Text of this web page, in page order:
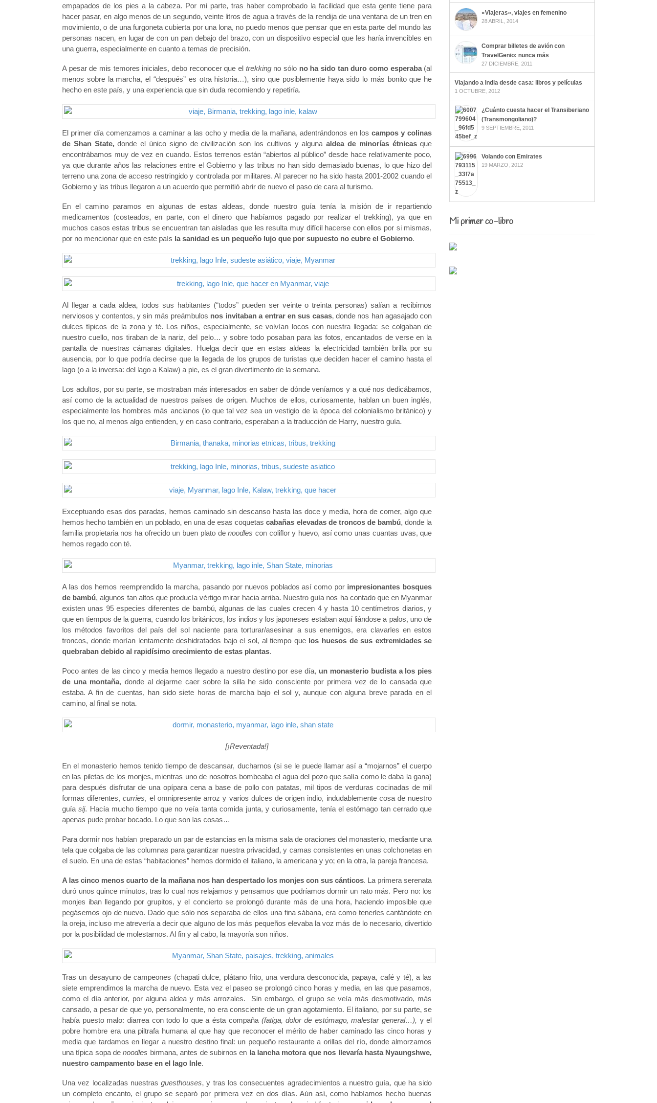
empapados de los pies a la cabeza. Por mi parte, tras haber comprobado la facilidad que esta gente tiene para
hacer pasar, en algo menos de un segundo, veinte litros de agua a través de la rendija de una ventana de un tren en
movimiento, o de una furgoneta cubierta por una lona, no puedo menos que pensar que en esta parte del mundo las
personas nacen, en lugar de con un pan debajo del brazo, con un dispositivo especial que les haría invencibles en
una guerra, especialmente en cuanto a temas de precisión.
A pesar de mis temores iniciales, debo reconocer que el trekkingno sólo no ha sido tan duro como esperaba(al
menos sobre la marcha, el “después” es otra historia…), sino que posiblemente haya sido lo más bonito que he
hecho en este país, y una experiencia que sin duda recomiendo y repetiría.
El primer día comenzamos a caminar a las ocho y media de la mañana, adentrándonos en loscampos y colinas
de Shan State,donde el único signo de civilización son los cultivos y alguna aldea de minorías étnicasque
encontrábamos muy de vez en cuando. Estos terrenos están “abiertos al público” desde hace relativamente poco,
ya que durante años las relaciones entre el Gobierno y las tribus no han sido demasiado buenas, lo que hizo del
terreno una zona de acceso restringido y controlada por militares. Al parecer no ha sido hasta 2001-2002 cuando el
Gobierno y las tribus llegaron a un acuerdo que permitió abrir de nuevo el paso de cara al turismo.
En el camino paramos en algunas de estas aldeas, donde nuestro guía tenía la misión de ir repartiendo
medicamentos (costeados, en parte, con el dinero que habíamos pagado por realizar el trekking), ya que en
muchos casos estas tribus se encuentran tan aisladas que les resulta muy difícil hacerse con ellos por si mismas,
por no mencionar que en este país la sanidad es un pequeño lujo que por supuesto no cubre el Gobierno.
Al llegar a cada aldea, todos sus habitantes (“todos” pueden ser veinte o treinta personas) salían a recibirnos
nerviosos y contentos, y sin más preámbulos nos invitaban a entrar en sus casas, donde nos han agasajado con
dulces típicos de la zona y té. Los niños, especialmente, se volvían locos con nuestra llegada: se colgaban de
nuestro cuello, nos tiraban de la nariz, del pelo… y sobre todo posaban para las fotos, encantados de verse en la
pantalla de nuestras cámaras digitales. Huelga decir que en estas aldeas la electricidad también brilla por su
ausencia, por lo que podría decirse que la llegada de los grupos de turistas que deciden hacer el camino hasta el
lago (o a la inversa: del lago a Kalaw) a pie, es el gran divertimento de la semana.
Los adultos, por su parte, se mostraban más interesados en saber de dónde veníamos y a qué nos dedicábamos,
así como de la actualidad de nuestros países de origen. Muchos de ellos, curiosamente, hablan un buen inglés,
especialmente los hombres más ancianos (lo que tal vez sea un vestigio de la época del colonialismo británico) y
los que no, al menos algo entienden, y en caso contrario, esperaban a la traducción de Harry, nuestro guía.
Exceptuando esas dos paradas, hemos caminado sin descanso hasta las doce y media, hora de comer, algo que
hemos hecho también en un poblado, en una de esas coquetas cabañas elevadas de troncos de bambú, donde la
familia propietaria nos ha ofrecido un buen plato denoodles con coliflor y huevo, así como unas cuantas uvas, que
hemos regado con té.
A las dos hemos reemprendido la marcha, pasando por nuevos poblados así como por impresionantes bosques
de bambú, algunos tan altos que producía vértigo mirar hacia arriba. Nuestro guía nos ha contado que en Myanmar
existen unas 95 especies diferentes de bambú, algunas de las cuales crecen 4 y hasta 10 centímetros diarios, y
que en tiempos de la guerra, cuando los británicos, los indios y los japoneses estaban aquí liándose a palos, uno de
los métodos favoritos del país del sol naciente para torturar/asesinar a sus enemigos, era clavarles en estos
troncos, donde morían lentamente deshidratados bajo el sol, al tiempo que los huesos de sus extremidades se
quebraban debido al rapidísimo crecimiento de estas plantas.
Poco antes de las cinco y media hemos llegado a nuestro destino por ese día, un monasterio budista a los pies
de una montaña, donde al dejarme caer sobre la silla he sido consciente por primera vez de lo cansada que
estaba. A fin de cuentas, han sido siete horas de marcha bajo el sol y, aunque con alguna breve parada en el
camino, al final se nota.
[¡Reventada!]
En el monasterio hemos tenido tiempo de descansar, ducharnos (si se le puede llamar así a “mojarnos” el cuerpo
en las piletas de los monjes, mientras uno de nosotros bombeaba el agua del pozo que salía como le daba la gana)
para después disfrutar de una opípara cena a base de pollo con patatas, mil tipos de verduras cocinadas de mil
formas diferentes,curries, el omnipresente arroz y varios dulces de origen indio, indudablemente cosa de nuestro
guíasij. Hacía mucho tiempo que no veía tanta comida junta, y curiosamente, tenía el estómago tan cerrado que
apenas pude probar bocado. Lo que son las cosas…
Para dormir nos habían preparado un par de estancias en la misma sala de oraciones del monasterio, mediante una
tela que colgaba de las columnas para garantizar nuestra privacidad, y camas consistentes en unas colchonetas en
el suelo. En una de estas “habitaciones” hemos dormido el italiano, la americana y yo; en la otra, la pareja francesa.
A las cinco menos cuarto de la mañana nos han despertado los monjes con sus cánticos. La primera serenata
duró unos quince minutos, tras lo cual nos relajamos y pensamos que podríamos dormir un rato más. Pero no: los
monjes iban llegando por grupitos, y el concierto se prolongó durante más de una hora, haciendo imposible que
pegásemos ojo de nuevo. Dado que sólo nos separaba de ellos una fina sábana, era como tenerles cantándote en
la oreja, incluso me atrevería a decir que alguno de los más pequeños elevaba la voz más de lo necesario, divertido
por la posibilidad de molestarnos. Al fin y al cabo, la mayoría son niños.
Tras un desayuno de campeones (chapati dulce, plátano frito, una verdura desconocida, papaya, café y té), a las
siete emprendimos la marcha de nuevo. Esta vez el paseo se prolongó cinco horas y media, en las que pasamos,
como el día anterior, por alguna aldea y más arrozales. Sin embargo, el grupo se veía más desmotivado, más
cansado, a pesar de que yo, personalmente, no era consciente de un gran agotamiento. El italiano, por su parte, se
había puesto malo: diarrea con todo lo que a ésta compaña (fatiga, dolor de estómago, malestar general…), y el
pobre hombre era una piltrafa humana al que hay que reconocer el mérito de haber caminado las cinco horas y
media que tardamos en llegar a nuestro destino final: un pequeño restaurante a orillas del río, donde almorzamos
una típica sopa denoodles birmana, antes de subirnos en la lancha motora que nos llevaría hasta Nyaungshwe,
nuestro campamento base en el lago Inle.
Una vez localizadas nuestrasguesthouses, y tras los consecuentes agradecimientos a nuestro guía, que ha sido
un completo encanto, el grupo se separó por primera vez en dos días. Aún así, como habíamos hecho buenas
«Viajeras», viajes en femenino
28 ABRIL, 2014
Comprar billetes de avión con
TravelGenio: nunca más
27 DICIEMBRE, 2011
Viajando a India desde casa: libros y películas
1 OCTUBRE, 2012
¿Cuánto cuesta hacer el Transiberiano
(Transmongoliano)?
9 SEPTIEMBRE, 2011
Volando con Emirates
19 MARZO, 2012
Mi primer co-libro